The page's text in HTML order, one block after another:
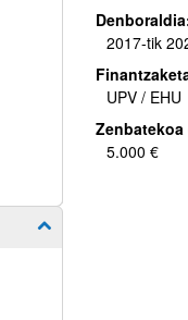
Erakutsi/izkutatu
2017-tik
UPV / EHU
5.000 €